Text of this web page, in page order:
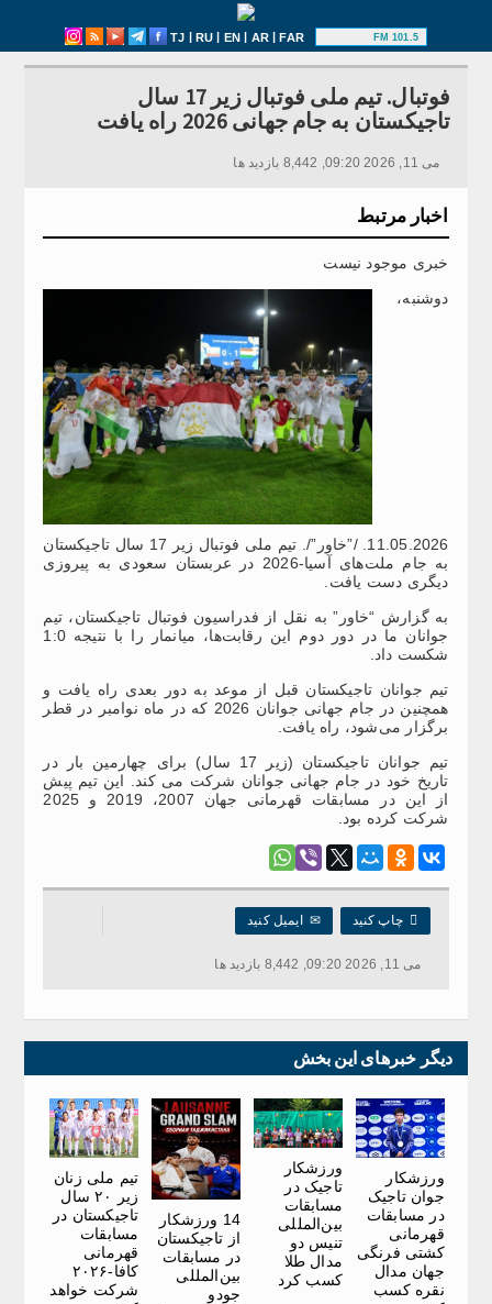
TJ | RU | EN | AR|FAR 101.5 FM
فوتبال. تیم ملی فوتبال زیر 17 سال
تاجیکستان به جام جهانی 2026 راه یافت
می 11, 2026 09:20, 8,442 بازدید ها
اخبار مرتبط
خبری موجود نیست
دوشنبه،
11.05.2026. /”خاور”/. تیم ملی فوتبال زیر 17 سال تاجیکستان
به جام ملت‌های آسیا-2026 در عربستان سعودی به پیروزی
دیگری دست یافت.
به گزارش “خاور” به نقل از فدراسیون فوتبال تاجیکستان، تیم
جوانان ما در دور دوم این رقابت‌ها، میانمار را با نتیجه 1:0
شکست داد.
تیم جوانان تاجیکستان قبل از موعد به دور بعدی راه یافت و
همچنین در جام جهانی جوانان 2026 که در ماه نوامبر در قطر
برگزار می‌شود، راه یافت.
تیم جوانان تاجیکستان (زیر 17 سال) برای چهارمین بار در
تاریخ خود در جام جهانی جوانان شرکت می کند. این تیم پیش
از این در مسابقات قهرمانی جهان 2007، 2019 و 2025
شرکت کرده بود.
 چاپ کنید ✉ایمیل کنید
می 11, 2026 09:20, 8,442 بازدید ها
دیگر خبرهای این بخش
ورزشکار
جوان تاجیک
در مسابقات
قهرمانی
کشتی فرنگی
جهان مدال
نقره کسب
ورزشکار
تاجیک در
مسابقات
بین‌المللی
تنیس دو
مدال طلا
کسب کرد
14 ورزشکار
از تاجیکستان
در مسابقات
بین‌المللی
جودو
تیم ملی زنان
زیر ۲۰ سال
تاجیکستان در
مسابقات
قهرمانی
کافا-۲۰۲۶
شرکت خواهد